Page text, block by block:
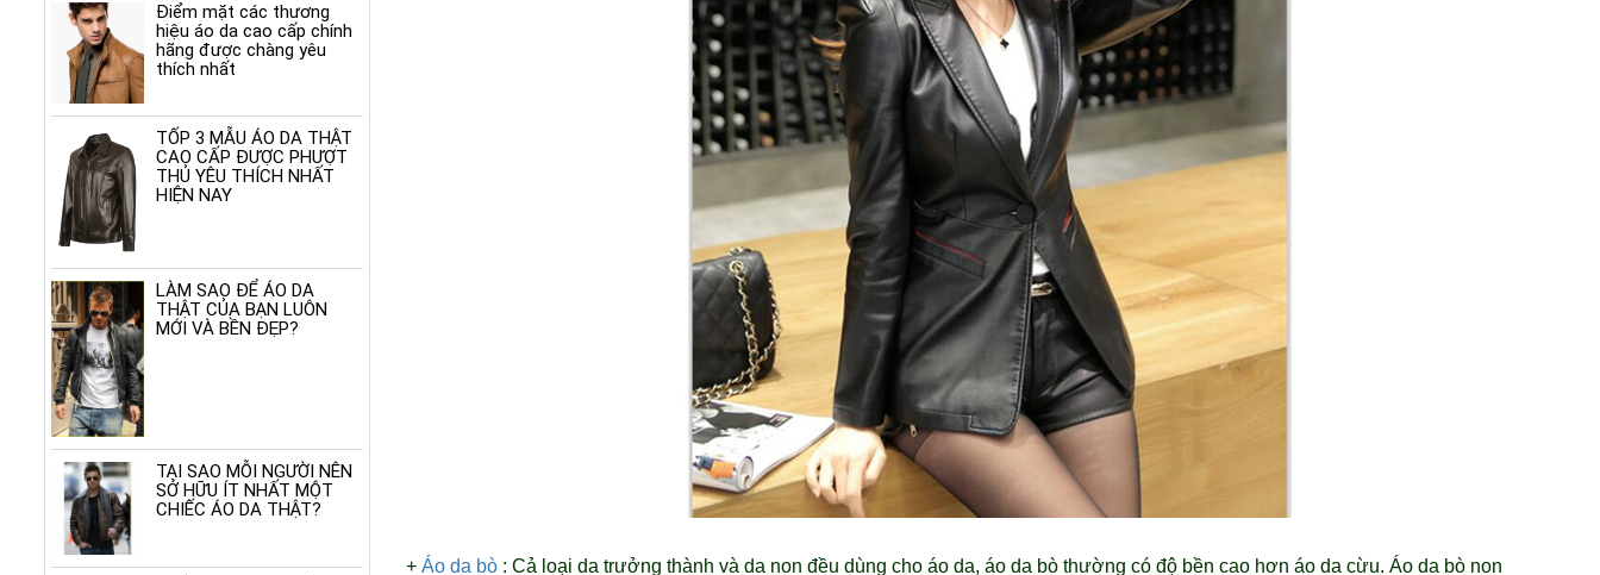
Điểm mặt các thương
hiệu áo da cao cấp chính
hãng được chàng yêu
thích nhất
TỐP 3 MẪU ÁO DA THẬT
CAO CẤP ĐƯỢC PHƯỢT
THỦ YÊU THÍCH NHẤT
HIỆN NAY
LÀM SAO ĐỂ ÁO DA
THẬT CỦA BẠN LUÔN
MỚI VÀ BỀN ĐẸP?
TẠI SAO MỖI NGƯỜI NÊN
SỞ HỮU ÍT NHẤT MỘT
CHIẾC ÁO DA THẬT?
+ Áo da bò: Cả loại da trưởng thành và da non đều dùng cho áo da, áo da bò thường có độ bền cao hơn áo da cừu. Áo da bò non